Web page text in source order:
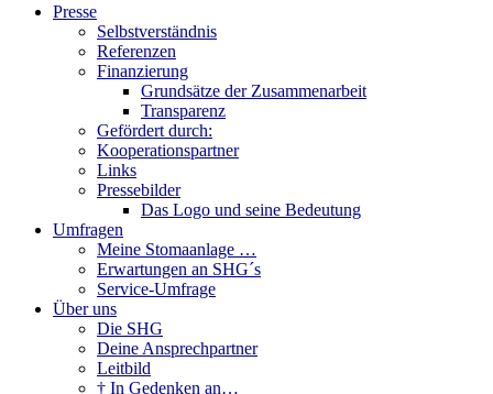
Presse
Selbstverständnis
Referenzen
Finanzierung
Grundsätze der Zusammenarbeit
Transparenz
Gefördert durch:
Kooperationspartner
Links
Pressebilder
Das Logo und seine Bedeutung
Umfragen
Meine Stomaanlage …
Erwartungen an SHG´s
Service-Umfrage
Über uns
Die SHG
Deine Ansprechpartner
Leitbild
† In Gedenken an…